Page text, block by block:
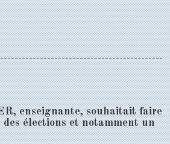
enseignante, souhaitait faire
élections et notamment un